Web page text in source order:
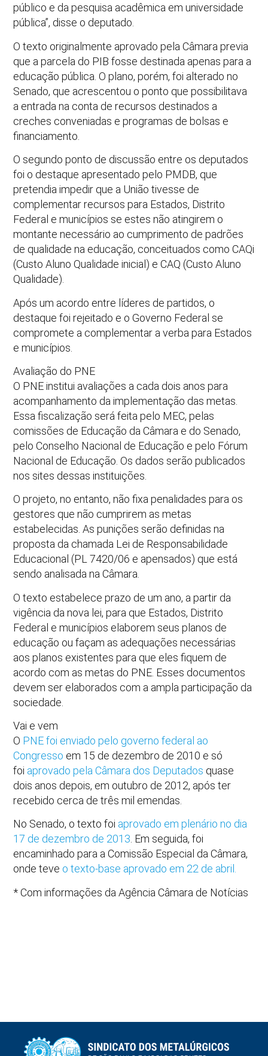
público e da pesquisa acadêmica em universidade
pública”, disse o deputado.
O texto originalmente aprovado pela Câmara previa
que a parcela do PIB fosse destinada apenas para a
educação pública. O plano, porém, foi alterado no
Senado, que acrescentou o ponto que possibilitava
a entrada na conta de recursos destinados a
creches conveniadas e programas de bolsas e
financiamento.
O segundo ponto de discussão entre os deputados
foi o destaque apresentado pelo PMDB, que
pretendia impedir que a União tivesse de
complementar recursos para Estados, Distrito
Federal e municípios se estes não atingirem o
montante necessário ao cumprimento de padrões
de qualidade na educação, conceituados como CAQi
(Custo Aluno Qualidade inicial) e CAQ (Custo Aluno
Qualidade).
Após um acordo entre líderes de partidos, o
destaque foi rejeitado e o Governo Federal se
compromete a complementar a verba para Estados
e municípios.
Avaliação do PNE
O PNE institui avaliações a cada dois anos para
acompanhamento da implementação das metas.
Essa fiscalização será feita pelo MEC, pelas
comissões de Educação da Câmara e do Senado,
pelo Conselho Nacional de Educação e pelo Fórum
Nacional de Educação. Os dados serão publicados
nos sites dessas instituições.
O projeto, no entanto, não fixa penalidades para os
gestores que não cumprirem as metas
estabelecidas. As punições serão definidas na
proposta da chamada Lei de Responsabilidade
Educacional (PL 7420/06 e apensados) que está
sendo analisada na Câmara.
O texto estabelece prazo de um ano, a partir da
vigência da nova lei, para que Estados, Distrito
Federal e municípios elaborem seus planos de
educação ou façam as adequações necessárias
aos planos existentes para que eles fiquem de
acordo com as metas do PNE. Esses documentos
devem ser elaborados com a ampla participação da
sociedade.
Vai e vem
O PNE foi enviado pelo governo federal ao
Congresso em 15 de dezembro de 2010 e só
foi aprovado pela Câmara dos Deputados quase
dois anos depois, em outubro de 2012, após ter
recebido cerca de três mil emendas.
No Senado, o texto foi aprovado em plenário no dia
17 de dezembro de 2013. Em seguida, foi
encaminhado para a Comissão Especial da Câmara,
onde teve o texto-base aprovado em 22 de abril.
* Com informações da Agência Câmara de Notícias